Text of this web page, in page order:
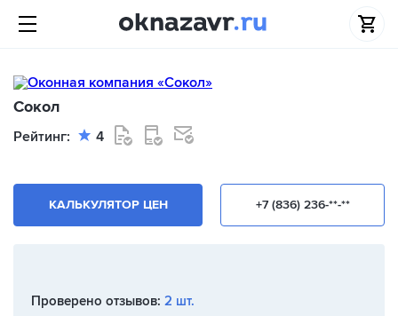
Сокол
Рейтинг: 4
+7 (836) 236-**-**
КАЛЬКУЛЯТОР ЦЕН
Проверено отзывов: 2 шт.